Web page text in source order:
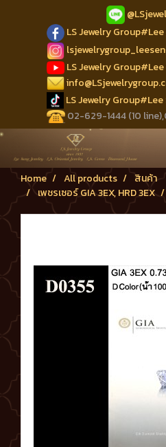
LS Jewelry Group#Lee
LS Jewelry Group#Lee
LS Jewelry Group#Lee
02-629-1444 (10
Home All products
สินค้า
เพชรเซอร์ GIA 3EX, HRD 3EX